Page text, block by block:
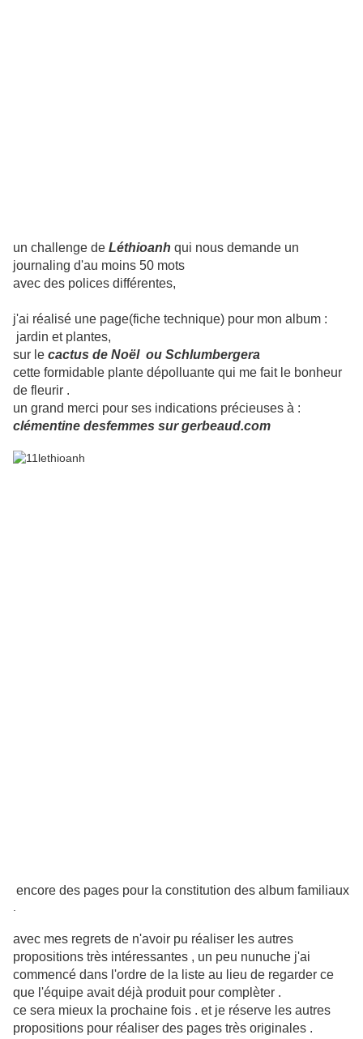
un challenge de Léthioanh qui nous demande un
journaling d'au moins 50 mots
avec des polices différentes,
j'ai réalisé une page(fiche technique) pour mon album :
jardin et plantes,
sur le cactus de Noël ou Schlumbergera
cette formidable plante dépolluante qui me fait le bonheur
de fleurir .
un grand merci pour ses indications précieuses à :
clémentine desfemmes sur gerbeaud.com
encore des pages pour la constitution des album familiaux
avec mes regrets de n'avoir pu réaliser les autres
propositions très intéressantes , un peu nunuche j'ai
commencé dans l'ordre de la liste au lieu de regarder ce
que l'équipe avait déjà produit pour complèter .
ce sera mieux la prochaine fois . et je réserve les autres
propositions pour réaliser des pages très originales .